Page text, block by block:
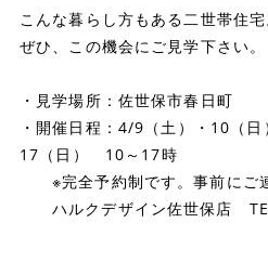
こんな暮らし方もある二世帯住宅
ぜひ、この機会にご見学下さい。
・見学場所：佐世保市春日町
・開催日程：4/9（土）・10（日
17（日） 10～17時
※完全予約制です。事前にご
ハルクデザイン佐世保店